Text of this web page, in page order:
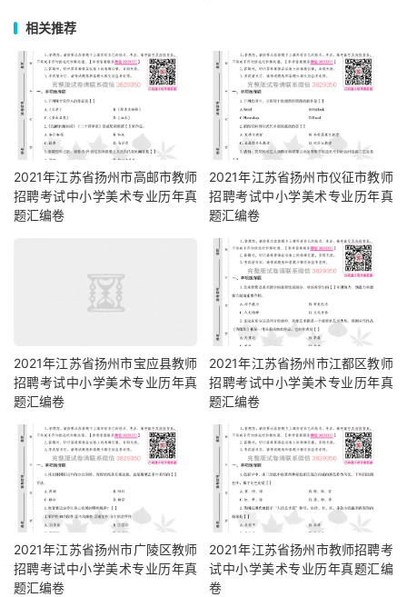
相关推荐
2021年江苏省扬州市高邮市教师
招聘考试中小学美术专业历年真
题汇编卷
2021年江苏省扬州市仪征市教师
招聘考试中小学美术专业历年真
题汇编卷
2021年江苏省扬州市宝应县教师
招聘考试中小学美术专业历年真
题汇编卷
2021年江苏省扬州市江都区教师
招聘考试中小学美术专业历年真
题汇编卷
2021年江苏省扬州市广陵区教师
招聘考试中小学美术专业历年真
题汇编卷
2021年江苏省扬州市教师招聘考
试中小学美术专业历年真题汇编
卷